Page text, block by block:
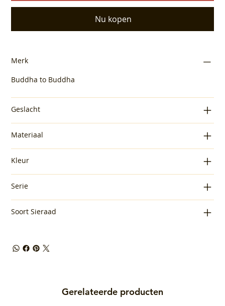
Nu kopen
Merk
Buddha to Buddha
Geslacht
Materiaal
Kleur
Serie
Soort Sieraad
Gerelateerde producten